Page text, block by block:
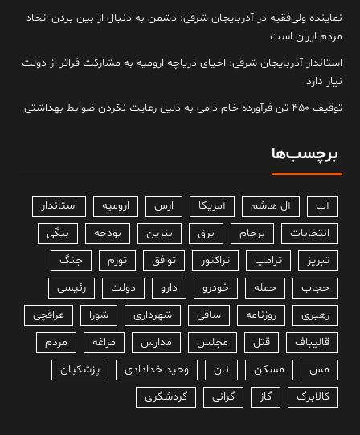
نماینده ولی‌فقیه در آذربایجان شرقی: دشمن به دنبال از بین بردن اتحاد
مردم ایران است
استاندار آذربایجان شرقی: احیای دریاچه ارومیه به مشارکت فراتر از دولت
نیاز دارد
توقیف ۴۵۰ تن فرآورده خام دامی به دلیل رعایت نکردن ضوابط بهداشتی
برچسب‌ها
آب آل هاشم آمریکا ارس ارومیه
استاندار
انتخابات
برجام برق بنزین بودجه
بیگی
تبریز
ترامپ تراکتور توافق تورم
جنگ
حجاب
حمله خودرو دارو دولت
رئیسی
رهبری
روزنامه ساقی شهرداری شورا
عراقچی
قالیباف
قتل مجلس مدارس مراغه
مردم
مس
مسکن نان وحید خدادادی
پزشکیان
کالابرگ
گاز گرانی گردشگری